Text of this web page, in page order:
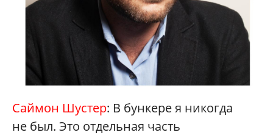
Саймон Шустер: В бункере я никогда
не был. Это отдельная часть